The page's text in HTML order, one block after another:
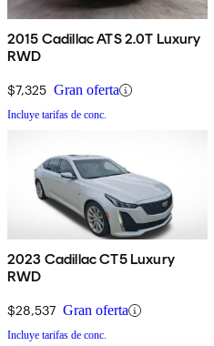
2015 Cadillac ATS 2.0T Luxury
RWD
$7,325 Gran oferta
Incluye tarifas de conc.
2023 Cadillac CT5 Luxury
RWD
$28,537 Gran oferta
Incluye tarifas de conc.